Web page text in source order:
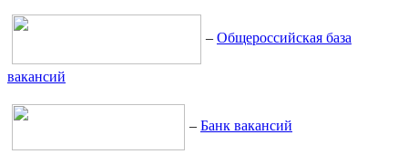
– Общероссийская база
вакансий
– Банк вакансий